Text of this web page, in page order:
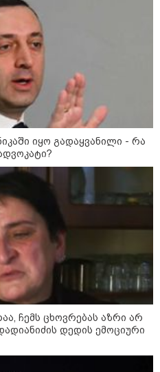
დღევანდელი
თავთან
შეცდომა არის
- ეკა კუპატაძე
იყო გადაყვანილი - რა
ჩემს ცხოვრებას აზრი არ
დედის ემოციური